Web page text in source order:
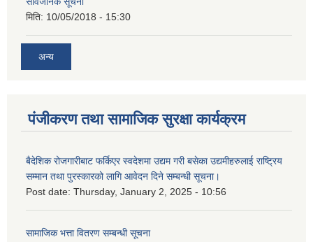
मिति: 10/05/2018 - 15:30
अन्य
पंजीकरण तथा सामाजिक सुरक्षा कार्यक्रम
बैदेशिक रोजगारीबाट फर्किएर स्वदेशमा उद्यम गरी बसेका उद्यमीहरुलाई राष्‍ट्रिय
सम्मान तथा पुरस्कारको लागि आवेदन दिने सम्बन्धी सूचना।
Post date: Thursday, January 2, 2025 - 10:56
सामाजिक भत्ता वितरण सम्बन्धी सूचना